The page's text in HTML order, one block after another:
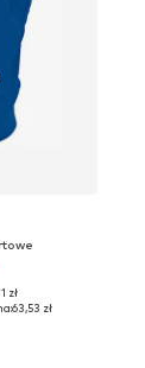
zł
63,53 zł